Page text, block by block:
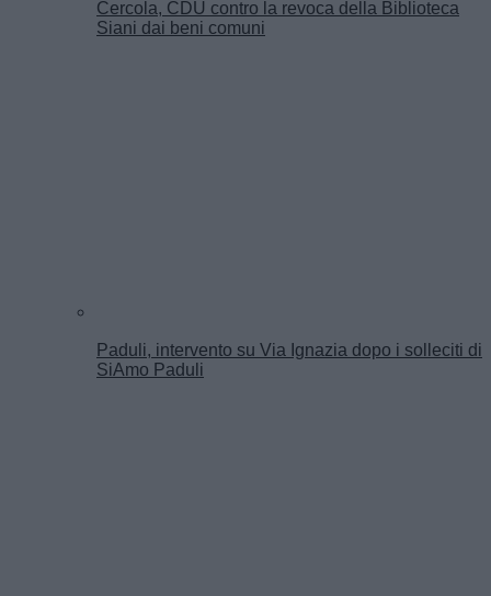
Cercola, CDU contro la revoca della Biblioteca
Siani dai beni comuni
Paduli, intervento su Via Ignazia dopo i solleciti di
SiAmo Paduli